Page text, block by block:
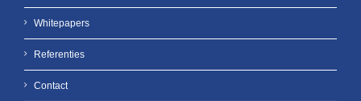
Whitepapers
Referenties
Contact